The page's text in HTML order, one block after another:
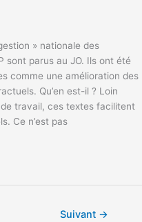
» nationale des
sont parus au JO. Ils ont été
comme une amélioration des
Qu’en est-il ? Loin
travail, ces textes facilitent
Ce n’est pas
Suivant →